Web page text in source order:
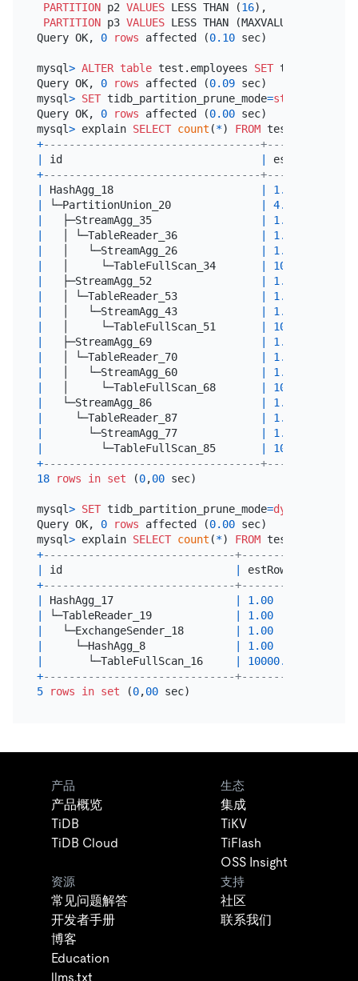
PARTITION p2 VALUES LESS THAN (16),
PARTITION p3 VALUES LESS THAN (MAXVALUE));
Query OK, 0 rows affected (0.10 sec)
mysql> ALTER table test.employees SET tiflash
Query OK, 0 rows affected (0.09 sec)
mysql> SET tidb_partition_prune_mode=static
Query OK, 0 rows affected (0.00 sec)
mysql> explain SELECT count (*) FROM
+----------------------------------+----------
id estRows
+----------------------------------+----------
HashAgg_18 1.00
└─PartitionUnion_20 4.00
   ├─StreamAgg_35
1.00
   │ └─TableReader_36
1.00
   │   └─StreamAgg_26
1.00
   │     └─TableFullScan_34
10000.00
   ├─StreamAgg_52
1.00
   │ └─TableReader_53
1.00
   │   └─StreamAgg_43
1.00
   │     └─TableFullScan_51
10000.00
   ├─StreamAgg_69
1.00
   │ └─TableReader_70
1.00
   │   └─StreamAgg_60
1.00
   │     └─TableFullScan_68
10000.00
   └─StreamAgg_86
1.00
     └─TableReader_87
1.00
       └─StreamAgg_77
1.00
         └─TableFullScan_85
10000.00
+----------------------------------+----------
18
rows in set (0,00 sec)
mysql> SET tidb_partition_prune_mode=dynamic
Query OK, 0 rows affected (0.00 sec)
mysql> explain SELECT count (*) FROM
+------------------------------+----------
id estRows
+------------------------------+----------
HashAgg_17 1.00
└─TableReader_19 1.00
   └─ExchangeSender_18
1.00
     └─HashAgg_8
1.00
       └─TableFullScan_16
10000.00
+------------------------------+----------
5
rows in set (0,00
产品
产品概览
TiDB
TiDB Cloud
生态
集成
TiKV
TiFlash
OSS Insight
资源
常见问题解答
开发者手册
博客
Education
llms.txt
支持
社区
联系我们